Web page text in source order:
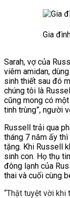
Gia
Sarah, vợ của
viêm amidan,
sinh thiết sau đó
chúng tôi là
cũng mong có
tinh trùng”, người
Russell trải qua
tháng 7 năm ấy
tặng. Khi Russell
sinh con. Họ thụ
đông lạnh của
thai và cuối cùng
“Thật tuyệt vời khi